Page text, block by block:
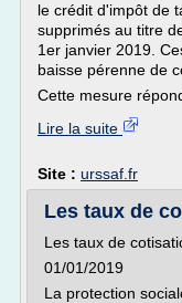
le crédit d'impôt de
supprimés au titre
1er janvier 2019.
baisse pérenne de
Cette mesure
Lire la suite
Site : urssaf.fr
Les taux de
Les taux de
01/01/2019
La protection